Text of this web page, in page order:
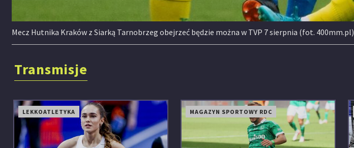
Mecz Hutnika Kraków z Siarką Tarnobrzeg obejrzeć będzie można w TVP 7 sierpnia (fot. 400mm.pl)
Transmisje
LEKKOATLETYKA MAGAZYN SPORTOWY RDC